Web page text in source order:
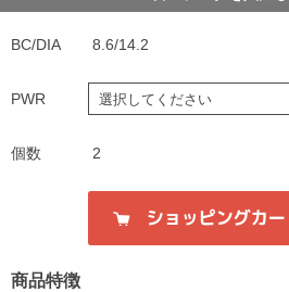
BC/DIA 8.6/14.2
PWR
個数 2
商品特徴